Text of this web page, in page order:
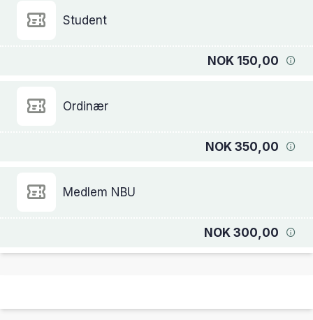
Student
NOK 150,00
Ordinær
NOK 350,00
Medlem NBU
NOK 300,00